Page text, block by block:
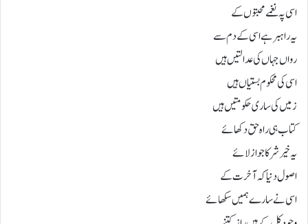
اسی پہ نغمے محبتوں کے
یہ راہبرہےاسی کے دم سے
رواں جہاں کی عدالتیں ہیں
اسی کی محکوم بستیاں ہیں
زمیں کی ساری حکومتیں ہیں
کتاب ہی راہ حق دکھائے
یہ خیر شر کا جواز لائے
اصول دنیا کہ آخرت کے
اسی نے سارے ہمیں سکھائے